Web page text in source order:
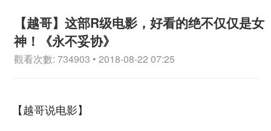
【越哥】这部R级电影，好看的绝不仅仅是女
神！《永不妥协》
觀看次數: 734903 • 2018-08-22 07:25
【越哥说电影】